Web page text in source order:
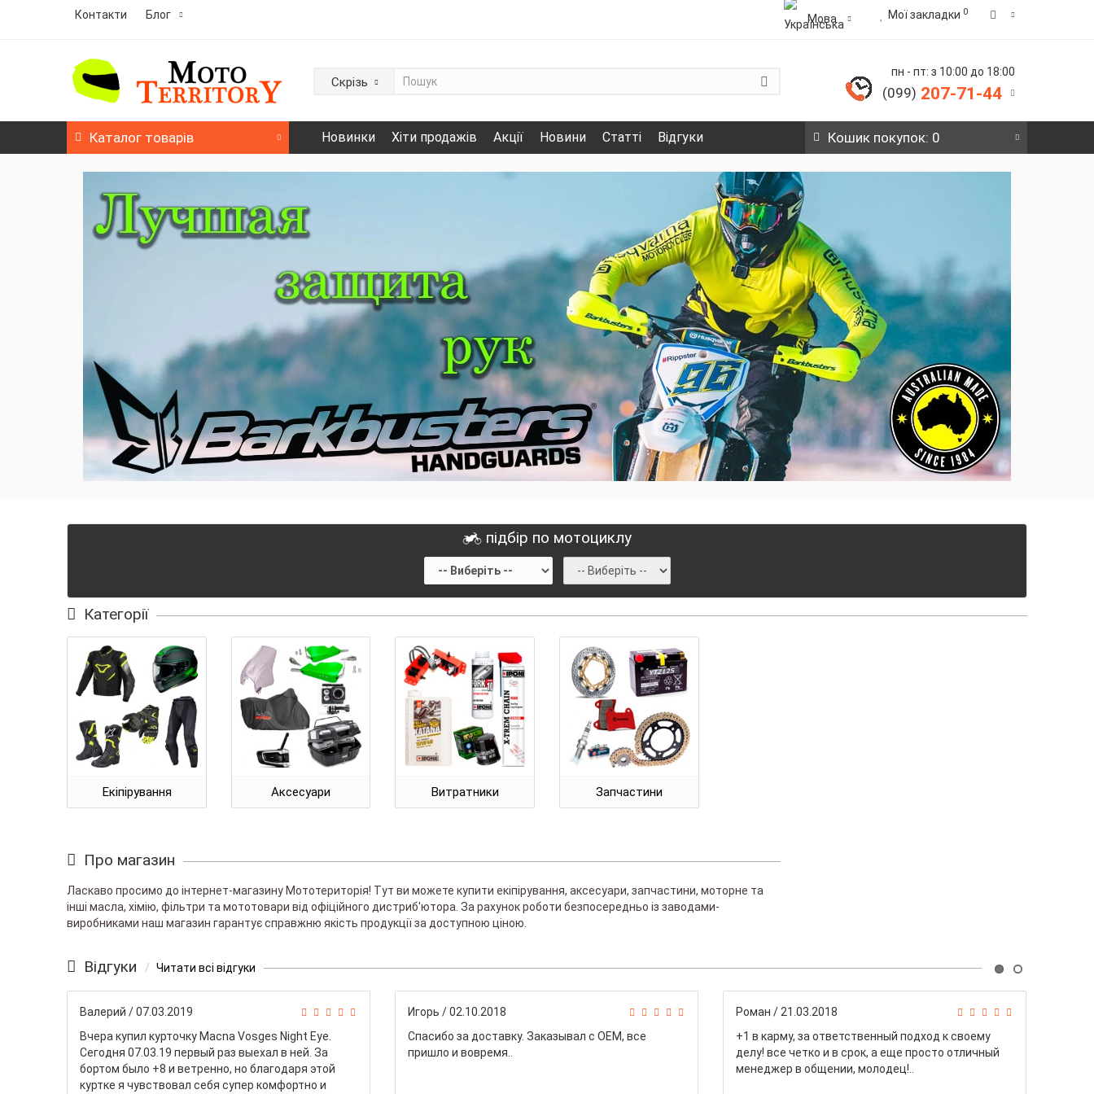
Контакти Блог Мова Мої закладки 0
Скрізь
пн - пт: з 10:00 до 18:00
(099) 207-71-44
Каталог товарів Новинки Хіти продажів Акції Новини Статті Відгуки Кошик покупок: 0
підбір по мотоциклу
Категорії
Екіпірування Аксесуари Витратники Запчастини
Про магазин
Ласкаво просимо до інтернет-магазину Мототериторія! Тут ви можете купити екіпірування, аксесуари, запчастини, моторне та
інші масла, хімію, фільтри та мототовари від офіційного дистриб'ютора. За рахунок роботи безпосередньо із заводами-
виробниками наш магазин гарантує справжню якість продукції за доступною ціною.
Відгуки Читати всі відгуки
Валерий / 07.03.2019
Вчера купил курточку Macna Vosges Night Eye.
Сегодня 07.03.19 первый раз выехал в ней. За
бортом было +8 и ветренно, но благодаря этой
куртке я чувствовал себя супер комфортно и
Игорь / 02.10.2018
Спасибо за доставку. Заказывал с ОЕМ, все
пришло и вовремя..
Роман / 21.03.2018
+1 в карму, за ответственный подход к своему
делу! все четко и в срок, а еще просто отличный
менеджер в общении, молодец!..